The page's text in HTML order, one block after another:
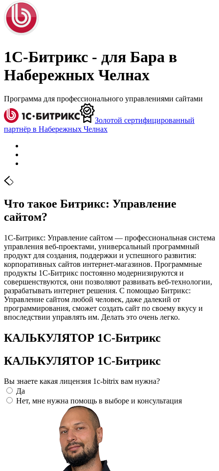
1С-Битрикс - для Бара в
Набережных Челнах
Программа для профессионального управлениями сайтами
Золотой сертифицированный
партнёр в Набережных Челнах
Что такое Битрикс: Управление
сайтом?
1С-Битрикс: Управление сайтом — профессиональная система
управления веб-проектами, универсальный программный
продукт для создания, поддержки и успешного развития:
корпоративных сайтов интернет-магазинов. Программные
продукты 1С-Битрикс постоянно модернизируются и
совершенствуются, они позволяют развивать веб-технологии,
разрабатывать интернет решения. С помощью Битрикс:
Управление сайтом любой человек, даже далекий от
программирования, сможет создать сайт по своему вкусу и
впоследствии управлять им. Делать это очень легко.
КАЛЬКУЛЯТОР 1С-Битрикс
КАЛЬКУЛЯТОР 1С-Битрикс
Вы знаете какая лицензия 1c-bitrix вам нужна?
Да
Нет, мне нужна помощь в выборе и консультация